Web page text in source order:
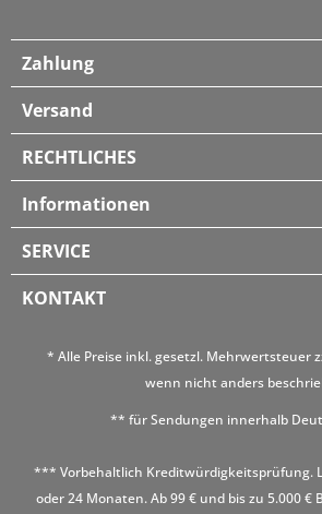
Zahlung
Versand
RECHTLICHES
Informationen
SERVICE
KONTAKT
* Alle Preise inkl. gesetzl. Mehrwertsteuer
wenn nicht anders
** für Sendungen innerhalb
*** Vorbehaltlich Kreditwürdigkeitsprüfung.
oder 24 Monaten. Ab 99 € und bis zu 5.000